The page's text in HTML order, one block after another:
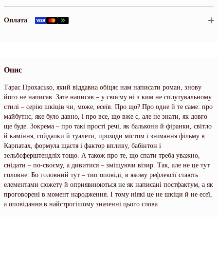
Оплата
Опис
Тарас Прохасько, який віддавна обіцяє нам написати роман, знову
його не написав. Зате написав – у своєму ні з ким не сплутувальному
стилі – серію шкіців чи, може, есеїв. Про що? Про одне й те саме: про
майбутнє, яке було давно, і про все, що вже є, але не знати, як довго
ще буде. Зокрема – про такі прості речі, як балькони й фіранки, світло
й каміння, гойдалки й туалети, проходи містом і знімання фільму в
Карпатах, формула щастя і фактор впливу, бабінтон і
зельбсферштендліх тощо. А також про те, що спати треба уважно,
снідати – по-своєму, а дивитися – зміщуючи візир. Так, але не це тут
головне. Бо головний тут – тип оповіді, в якому рефлексії стають
елементами сюжету й оприявнюються не як написані постфактум, а як
проговорені в момент народження. І тому ніякі це не шкіци й не есеї,
а оповідання в найстрогішому значенні цього слова.